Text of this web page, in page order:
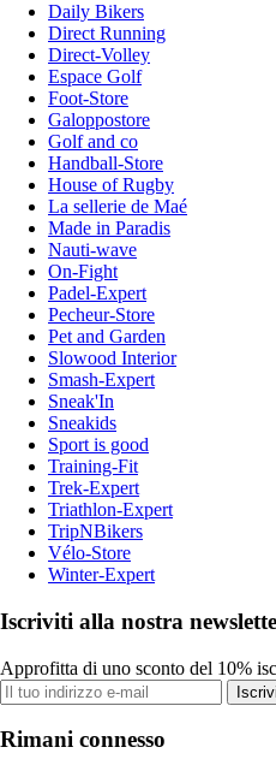
Daily Bikers
Direct Running
Direct-Volley
Espace Golf
Foot-Store
Galoppostore
Golf and co
Handball-Store
House of Rugby
La sellerie de Maé
Made in Paradis
Nauti-wave
On-Fight
Padel-Expert
Pecheur-Store
Pet and Garden
Slowood Interior
Smash-Expert
Sneak'In
Sneakids
Sport is good
Training-Fit
Trek-Expert
Triathlon-Expert
TripNBikers
Vélo-Store
Winter-Expert
Iscriviti alla nostra
Approfitta di uno sconto del 10%
Rimani connesso